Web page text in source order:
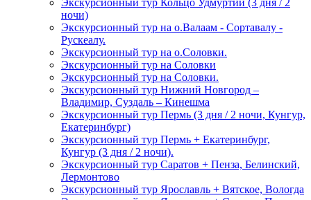
Экскурсионный тур Кольцо Удмуртии (3 дня / 2
ночи)
Экскурсионный тур на о.Валаам - Сортавалу -
Рускеалу.
Экскурсионный тур на о.Соловки.
Экскурсионный тур на Соловки
Экскурсионный тур на Соловки.
Экскурсионный тур Нижний Новгород –
Владимир, Суздаль – Кинешма
Экскурсионный тур Пермь (3 дня / 2 ночи, Кунгур,
Екатеринбург)
Экскурсионный тур Пермь + Екатеринбург,
Кунгур (3 дня / 2 ночи).
Экскурсионный тур Саратов + Пенза, Белинский,
Лермонтово
Экскурсионный тур Ярославль + Вятское, Вологда